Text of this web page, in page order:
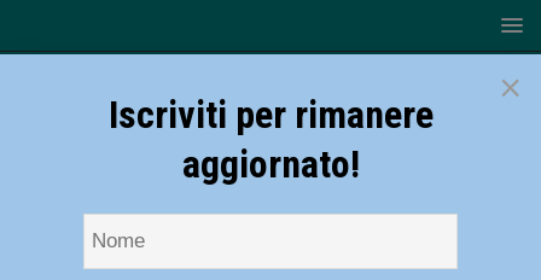
×
Iscriviti per rimanere
aggiornato!